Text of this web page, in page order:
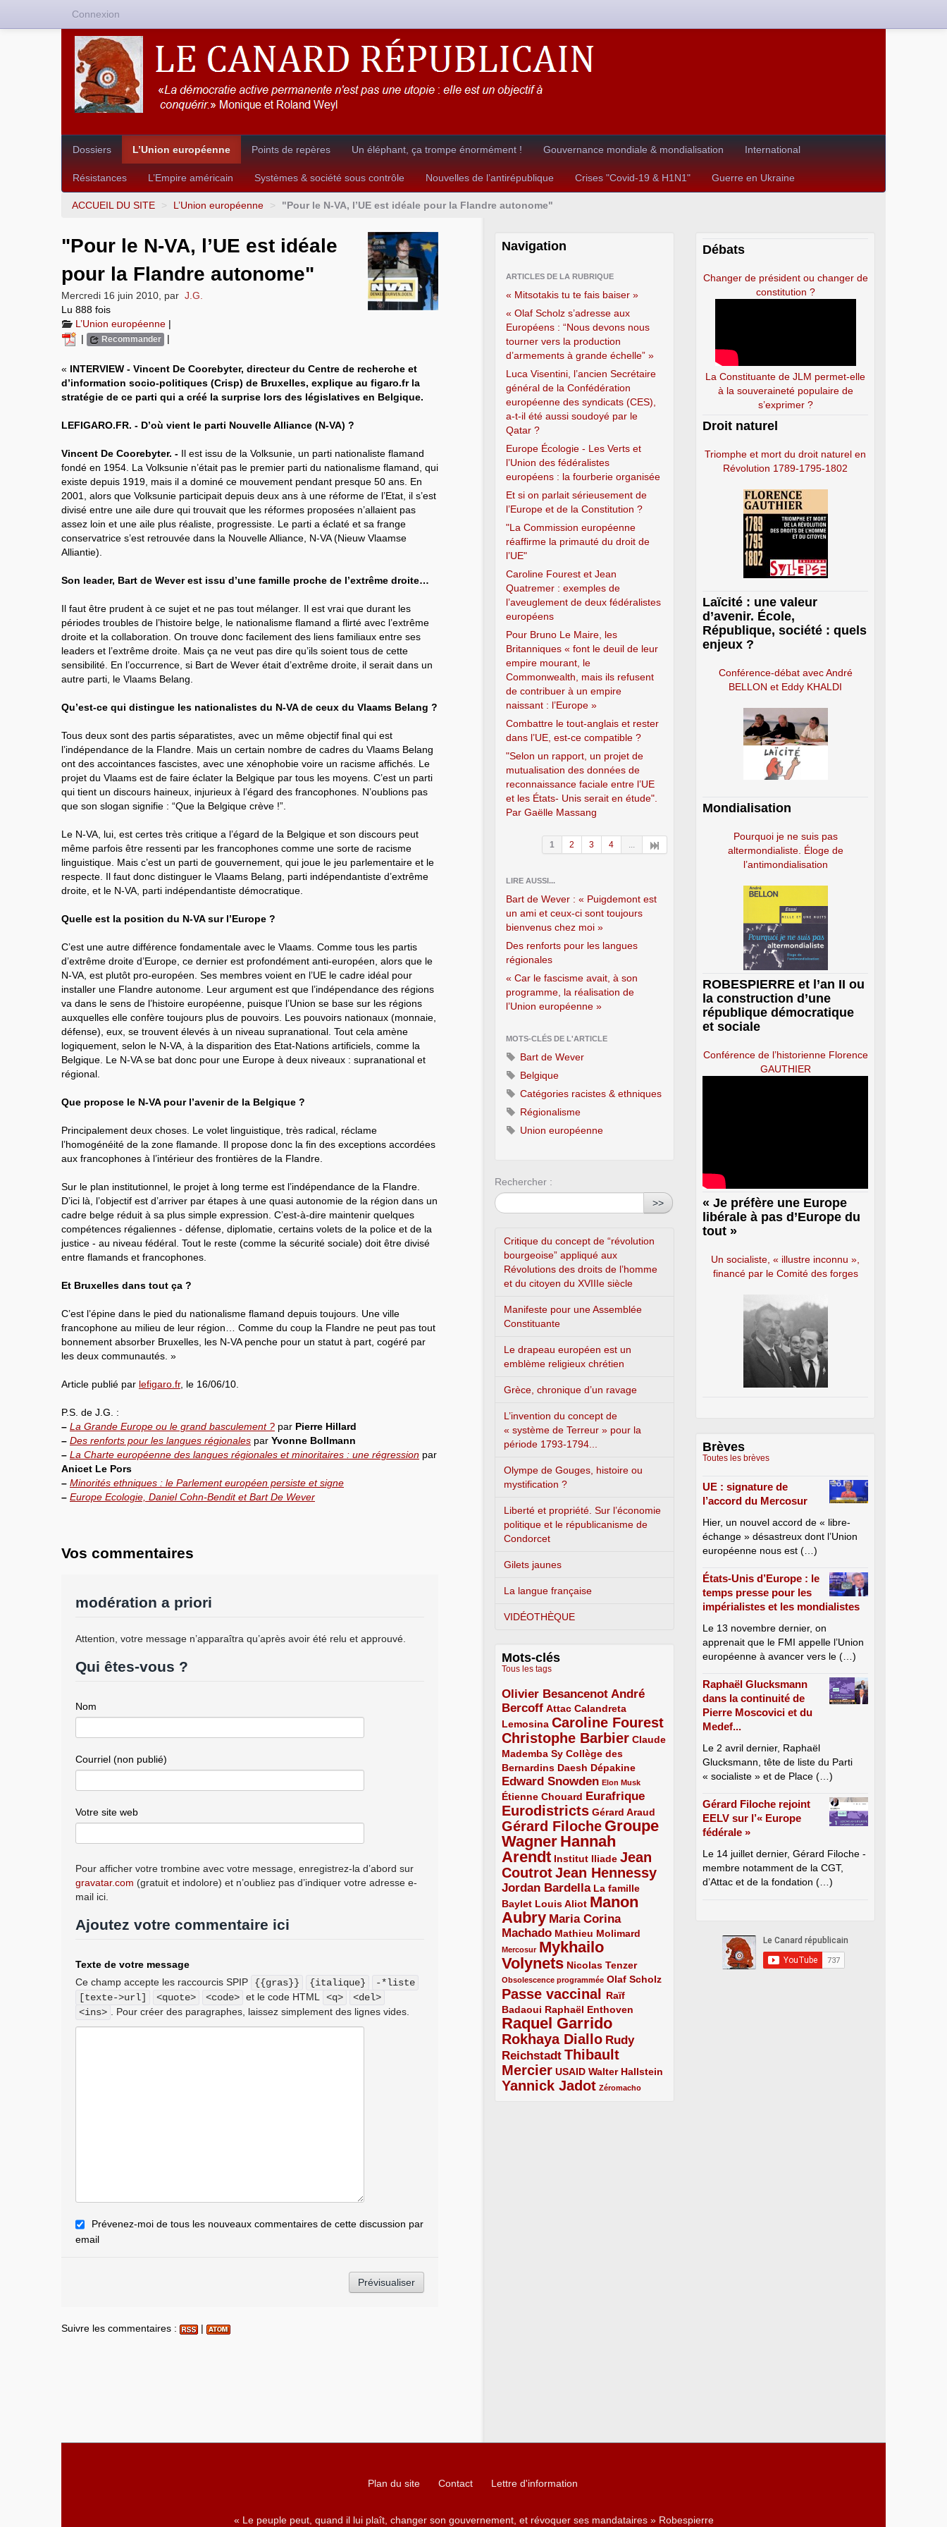
Dossiers L’Union européenne Points de repères Un éléphant, ça trompe énormément ! Gouvernance mondiale & mondialisation International
Résistances L’Empire américain Systèmes & société sous contrôle Nouvelles de l’antirépublique Crises "Covid-19 & H1N1" Guerre en Ukraine
ACCUEIL DU SITE > L’Union européenne > "Pour le N-VA, l’UE est idéale pour la Flandre autonome"
"Pour le N-VA, l’UE est idéale
pour la Flandre autonome"
Mercredi 16 juin 2010 par J.G.
Lu 888 fois
L’Union européenne |
|
Recommander |
« INTERVIEW - Vincent De Coorebyter, directeur du Centre de recherche et
d’information socio-politiques (Crisp) de Bruxelles, explique au figaro.fr la
stratégie de ce parti qui a créé la surprise lors des législatives en Belgique.
LEFIGARO.FR. - D’où vient le parti Nouvelle Alliance (N-VA) ?
Vincent De Coorebyter. - Il est issu de la Volksunie, un parti nationaliste flamand
fondé en 1954. La Volksunie n’était pas le premier parti du nationalisme flamand, qui
existe depuis 1919, mais il a dominé ce mouvement pendant presque 50 ans. En
2001, alors que Volksunie participait depuis deux ans à une réforme de l’Etat, il s’est
divisé entre une aile dure qui trouvait que les réformes proposées n’allaient pas
assez loin et une aile plus réaliste, progressiste. Le parti a éclaté et sa frange
conservatrice s’est retrouvée dans la Nouvelle Alliance, N-VA (Nieuw Vlaamse
Alliantie).
Son leader, Bart de Wever est issu d’une famille proche de l’extrême droite…
Il faut être prudent à ce sujet et ne pas tout mélanger. Il est vrai que durant les
périodes troubles de l’histoire belge, le nationalisme flamand a flirté avec l’extrême
droite et la collaboration. On trouve donc facilement des liens familiaux entre ses
leaders et l’extrême droite. Mais ça ne veut pas dire qu’ils soient tous de cette
sensibilité. En l’occurrence, si Bart de Wever était d’extrême droite, il serait dans un
autre parti, le Vlaams Belang.
Qu’est-ce qui distingue les nationalistes du N-VA de ceux du Vlaams Belang ?
Tous deux sont des partis séparatistes, avec un même objectif final qui est
l’indépendance de la Flandre. Mais un certain nombre de cadres du Vlaams Belang
ont des accointances fascistes, avec une xénophobie voire un racisme affichés. Le
projet du Vlaams est de faire éclater la Belgique par tous les moyens. C’est un parti
qui tient un discours haineux, injurieux à l’égard des francophones. N’oublions pas
que son slogan signifie : “Que la Belgique crève !”.
Le N-VA, lui, est certes très critique a l’égard de la Belgique et son discours peut
même parfois être ressenti par les francophones comme une sorte de racisme
linguistique. Mais c’est un parti de gouvernement, qui joue le jeu parlementaire et le
respecte. Il faut donc distinguer le Vlaams Belang, parti indépendantiste d’extrême
droite, et le N-VA, parti indépendantiste démocratique.
Quelle est la position du N-VA sur l’Europe ?
C’est une autre différence fondamentale avec le Vlaams. Comme tous les partis
d’extrême droite d’Europe, ce dernier est profondément anti-européen, alors que le
N-VA, est plutôt pro-européen. Ses membres voient en l’UE le cadre idéal pour
installer une Flandre autonome. Leur argument est que l’indépendance des régions
va dans le sens de l’histoire européenne, puisque l’Union se base sur les régions
auxquelles elle confère toujours plus de pouvoirs. Les pouvoirs nationaux (monnaie,
défense), eux, se trouvent élevés à un niveau supranational. Tout cela amène
logiquement, selon le N-VA, à la disparition des Etat-Nations artificiels, comme la
Belgique. Le N-VA se bat donc pour une Europe à deux niveaux : supranational et
régional.
Que propose le N-VA pour l’avenir de la Belgique ?
Principalement deux choses. Le volet linguistique, très radical, réclame
l’homogénéité de la zone flamande. Il propose donc la fin des exceptions accordées
aux francophones à l’intérieur des frontières de la Flandre.
Sur le plan institutionnel, le projet à long terme est l’indépendance de la Flandre.
D’ici là, l’objectif est d’arriver par étapes à une quasi autonomie de la région dans un
cadre belge réduit à sa plus simple expression. C’est-à-dire maintenir quelques
compétences régaliennes - défense, diplomatie, certains volets de la police et de la
justice - au niveau fédéral. Tout le reste (comme la sécurité sociale) doit être divisé
entre flamands et francophones.
Et Bruxelles dans tout ça ?
C’est l’épine dans le pied du nationalisme flamand depuis toujours. Une ville
francophone au milieu de leur région… Comme du coup la Flandre ne peut pas tout
bonnement absorber Bruxelles, les N-VA penche pour un statut à part, cogéré par
les deux communautés. »
Article publié par lefigaro.fr, le 16/06/10.
P.S. de J.G. :
– La Grande Europe ou le grand basculement ? par Pierre Hillard
– Des renforts pour les langues régionales par Yvonne Bollmann
– La Charte européenne des langues régionales et minoritaires : une régression par
Anicet Le Pors
– Minorités ethniques : le Parlement européen persiste et signe
– Europe Ecologie, Daniel Cohn-Bendit et Bart De Wever
Vos commentaires
modération a priori
Attention, votre message n’apparaîtra qu’après avoir été relu et approuvé.
Qui êtes-vous ?
Nom
Courriel (non publié)
Votre site web
Pour afficher votre trombine avec votre message, enregistrez-la d’abord sur
gravatar.com (gratuit et indolore) et n’oubliez pas d’indiquer votre adresse e-
mail ici.
Ajoutez votre commentaire ici
Texte de votre message
Ce champ accepte les raccourcis SPIP
{{gras}} {italique}
-*liste
[texte->url]
<quote> <code> et le code HTML <q>
<del>
<ins>
. Pour créer des paragraphes, laissez simplement des lignes vides.
Prévenez-moi de tous les nouveaux commentaires de cette discussion par
email
Suivre les commentaires : |
Navigation
ARTICLES DE LA RUBRIQUE
« Mitsotakis tu te fais baiser »
« Olaf Scholz s’adresse aux
Européens : “Nous devons nous
tourner vers la production
d’armements à grande échelle” »
Luca Visentini, l’ancien Secrétaire
général de la Confédération
européenne des syndicats (CES),
a-t-il été aussi soudoyé par le
Qatar ?
Europe Écologie - Les Verts et
l’Union des fédéralistes
européens : la fourberie organisée
Et si on parlait sérieusement de
l’Europe et de la Constitution ?
"La Commission européenne
réaffirme la primauté du droit de
l’UE"
Caroline Fourest et Jean
Quatremer : exemples de
l’aveuglement de deux fédéralistes
européens
Pour Bruno Le Maire, les
Britanniques « font le deuil de leur
empire mourant, le
Commonwealth, mais ils refusent
de contribuer à un empire
naissant : l’Europe »
Combattre le tout-anglais et rester
dans l’UE, est-ce compatible ?
"Selon un rapport, un projet de
mutualisation des données de
reconnaissance faciale entre l’UE
et les États- Unis serait en étude".
Par Gaëlle Massang
1 2 3 4 ...
LIRE AUSSI...
Bart de Wever : « Puigdemont est
un ami et ceux-ci sont toujours
bienvenus chez moi »
Des renforts pour les langues
régionales
« Car le fascisme avait, à son
programme, la réalisation de
l’Union européenne »
MOTS-CLÉS DE L'ARTICLE
Bart de Wever
Belgique
Catégories racistes & ethniques
Régionalisme
Union européenne
Rechercher :
>>
Critique du concept de “révolution
bourgeoise” appliqué aux
Révolutions des droits de l’homme
et du citoyen du XVIIIe siècle
Manifeste pour une Assemblée
Constituante
Le drapeau européen est un
emblème religieux chrétien
Grèce, chronique d’un ravage
L’invention du concept de
« système de Terreur » pour la
période 1793-1794...
Olympe de Gouges, histoire ou
mystification ?
Liberté et propriété. Sur l’économie
politique et le républicanisme de
Condorcet
Gilets jaunes
La langue française
VIDÉOTHÈQUE
Mots-clés
Tous les tags
Olivier Besancenot
3/5
André
Bercoff
3/5 Attac
2/5
Calandreta
Lemosina
2/5 Caroline Fourest
4/5
Christophe Barbier
4/5
Claude
Mademba Sy
2/5
Collège des
Bernardins
2/5 Daesh
2/5 Dépakine
2/5
Edward Snowden
3/5 Elon Musk
1/5
Étienne Chouard
2/5 Eurafrique
3/5
Eurodistricts
4/5 Gérard Araud
2/5
Gérard Filoche
4/5
Groupe
Wagner
5/5
Hannah
Arendt
5/5 Institut Iliade
2/5
Jean
Coutrot
4/5 Jean Hennessy
4/5
Jordan Bardella
3/5
La famille
Baylet
2/5 Louis Aliot
2/5
Manon
Aubry
5/5
Maria Corina
Machado
3/5 Mathieu Molimard
2/5
Mercosur
1/5
Mykhailo
Volynets
5/5 Nicolas Tenzer
2/5
Obsolescence programmée
1/5 Olaf Scholz
2/5
Passe vaccinal
4/5
Raïf
Badaoui
2/5 Raphaël Enthoven
2/5
Raquel Garrido
5/5
Rokhaya Diallo
4/5
Rudy
Reichstadt
3/5
Thibault
Mercier
4/5 USAID
2/5 Walter Hallstein
2/5
Yannick Jadot
4/5 Zéromacho
1/5
Débats
Changer de président ou changer de
constitution ?
La Constituante de JLM permet-elle
à la souveraineté populaire de
s’exprimer ?
Droit naturel
Triomphe et mort du droit naturel en
Révolution 1789-1795-1802
Laïcité : une valeur
d’avenir. École,
République, société : quels
enjeux ?
Conférence-débat avec André
BELLON et Eddy KHALDI
Mondialisation
Pourquoi je ne suis pas
altermondialiste. Éloge de
l’antimondialisation
ROBESPIERRE et l’an II ou
la construction d’une
république démocratique
et sociale
Conférence de l’historienne Florence
GAUTHIER
« Je préfère une Europe
libérale à pas d’Europe du
tout »
Un socialiste, « illustre inconnu »,
financé par le Comité des forges
Brèves
Toutes les brèves
UE : signature de
l’accord du Mercosur
Hier, un nouvel accord de « libre-
échange » désastreux dont l’Union
européenne nous est (…)
États-Unis d’Europe : le
temps presse pour les
impérialistes et les mondialistes
Le 13 novembre dernier, on
apprenait que le FMI appelle l’Union
européenne à avancer vers le (…)
Raphaël Glucksmann
dans la continuité de
Pierre Moscovici et du
Medef...
Le 2 avril dernier, Raphaël
Glucksmann, tête de liste du Parti
« socialiste » et de Place (…)
Gérard Filoche rejoint
EELV sur l’« Europe
fédérale »
Le 14 juillet dernier, Gérard Filoche -
membre notamment de la CGT,
d’Attac et de la fondation (…)
Plan du site Contact Lettre d'information
« Le peuple peut, quand il lui plaît, changer son gouvernement, et révoquer ses mandataires » Robespierre
Connexion